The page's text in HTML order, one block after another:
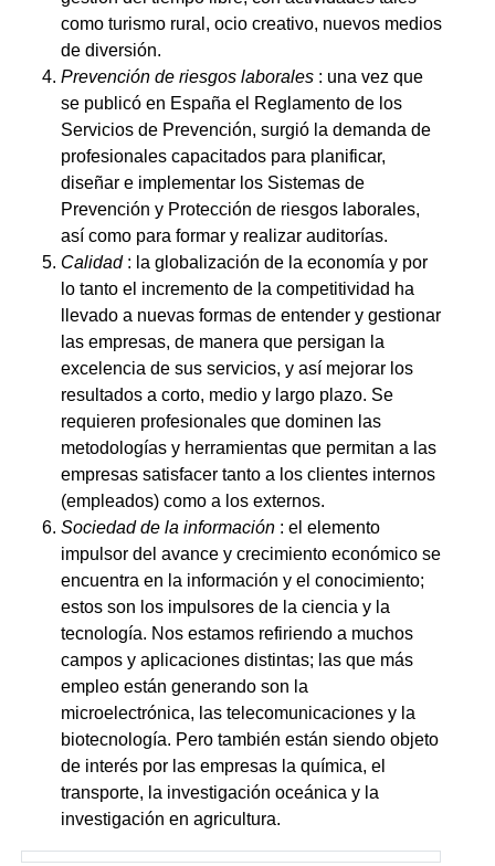
como turismo rural, ocio creativo, nuevos medios
de diversión.
Prevención de riesgos laborales : una vez que
se publicó en España el Reglamento de los
Servicios de Prevención, surgió la demanda de
profesionales capacitados para planificar,
diseñar e implementar los Sistemas de
Prevención y Protección de riesgos laborales,
así como para formar y realizar auditorías.
Calidad : la globalización de la economía y por
lo tanto el incremento de la competitividad ha
llevado a nuevas formas de entender y gestionar
las empresas, de manera que persigan la
excelencia de sus servicios, y así mejorar los
resultados a corto, medio y largo plazo. Se
requieren profesionales que dominen las
metodologías y herramientas que permitan a las
empresas satisfacer tanto a los clientes internos
(empleados) como a los externos.
Sociedad de la información : el elemento
impulsor del avance y crecimiento económico se
encuentra en la información y el conocimiento;
estos son los impulsores de la ciencia y la
tecnología. Nos estamos refiriendo a muchos
campos y aplicaciones distintas; las que más
empleo están generando son la
microelectrónica, las telecomunicaciones y la
biotecnología. Pero también están siendo objeto
de interés por las empresas la química, el
transporte, la investigación oceánica y la
investigación en agricultura.